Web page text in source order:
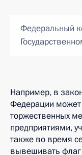
Федеральный
Например, в
Федерации
торжественных
предприятиями,
также во время
вывешивать флаг